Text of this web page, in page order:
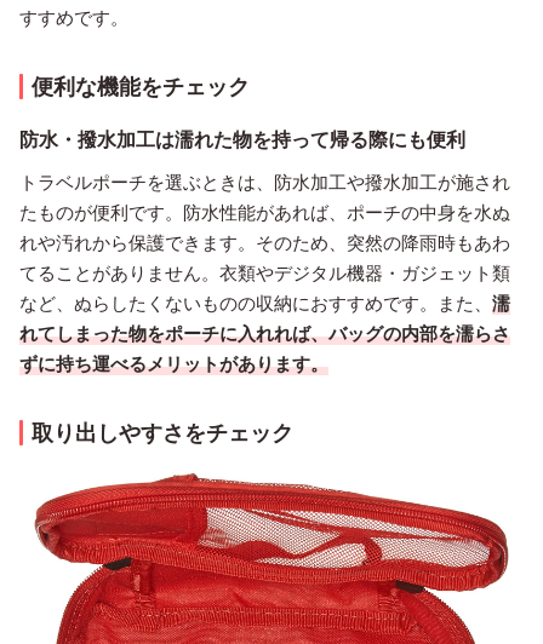
すすめです。
便利な機能をチェック
防水・撥水加工は濡れた物を持って帰る際にも便利
トラベルポーチを選ぶときは、防水加工や撥水加工が施され
たものが便利です。防水性能があれば、ポーチの中身を水ぬ
れや汚れから保護できます。そのため、突然の降雨時もあわ
てることがありません。衣類やデジタル機器・ガジェット類
など、ぬらしたくないものの収納におすすめです。また、 濡
れてしまった物をポーチに入れれば、バッグの内部を濡らさ
ずに持ち運べるメリットがあります。
取り出しやすさをチェック